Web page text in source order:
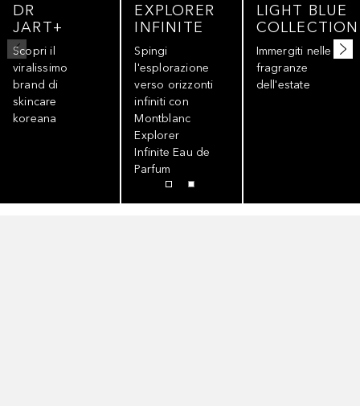
DR
JART+
Scopri il
viralissimo
brand di
skincare
koreana
EXPLORER
INFINITE
Spingi
l'esplorazione
verso orizzonti
infiniti con
Montblanc
Explorer
Infinite Eau de
Parfum
LIGHT BLUE
COLLECTION
Immergiti nelle
fragranze
dell'estate